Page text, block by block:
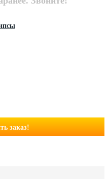
заказ!